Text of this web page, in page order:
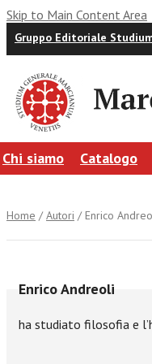
Skip to Main Content Area
Gruppo Editoriale
Chi siamo Catalogo
Home /Autori / Enrico
Enrico Andreoli
ha studiato filosofia e